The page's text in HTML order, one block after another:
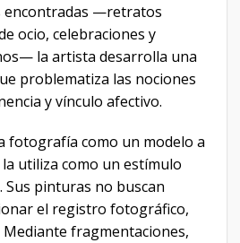
encontradas —retratos
ocio, celebraciones y
la artista desarrolla una
problematiza las nociones
y vínculo afectivo.
fotografía como un modelo a
utiliza como un estímulo
Sus pinturas no buscan
el registro fotográfico,
fragmentaciones,